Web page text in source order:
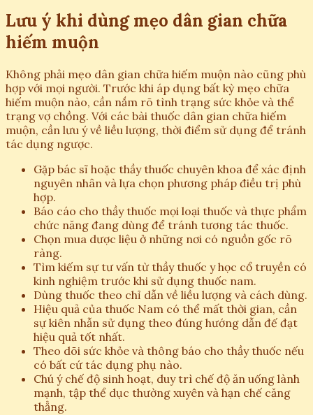
Lưu ý khi dùng mẹo dân gian chữa
hiếm muộn
Không phải mẹo dân gian chữa hiếm muộn nào cũng phù
hợp với mọi người. Trước khi áp dụng bất kỳ mẹo chữa
hiếm muộn nào, cần nắm rõ tình trạng sức khỏe và thể
trạng vợ chồng. Với các bài thuốc dân gian chữa hiếm
muộn, cần lưu ý về liều lượng, thời điểm sử dụng để tránh
tác dụng ngược.
Gặp bác sĩ hoặc thầy thuốc chuyên khoa để xác định
nguyên nhân và lựa chọn phương pháp điều trị phù
hợp.
Báo cáo cho thầy thuốc mọi loại thuốc và thực phẩm
chức năng đang dùng để tránh tương tác thuốc.
Chọn mua dược liệu ở những nơi có nguồn gốc rõ
ràng.
Tìm kiếm sự tư vấn từ thầy thuốc y học cổ truyền có
kinh nghiệm trước khi sử dụng thuốc nam.
Dùng thuốc theo chỉ dẫn về liều lượng và cách dùng.
Hiệu quả của thuốc Nam có thể mất thời gian, cần
sự kiên nhẫn sử dụng theo đúng hướng dẫn đế đạt
hiệu quả tốt nhất.
Theo dõi sức khỏe và thông báo cho thầy thuốc nếu
có bất cứ tác dụng phụ nào.
Chú ý chế độ sinh hoạt, duy trì chế độ ăn uống lành
mạnh, tập thể dục thường xuyên và hạn chế căng
thẳng.